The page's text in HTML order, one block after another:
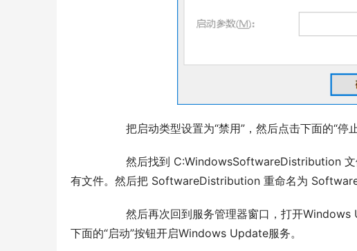
把启动类型设置为“禁用”，然后点击下面的“
有文件。然后把 SoftwareDistribution 重命名为
下面的“启动”按钮开启Windows Update服务。